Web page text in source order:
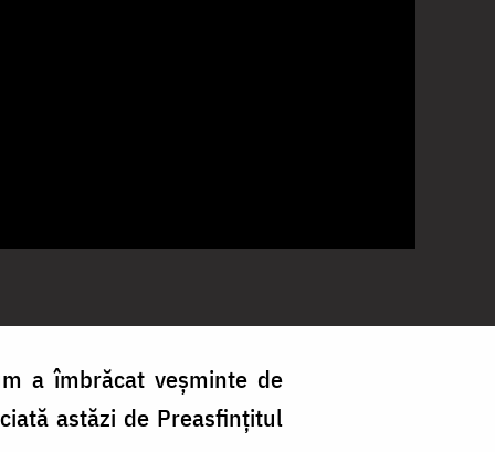
a îmbrăcat veșminte de
astăzi de Preasfințitul